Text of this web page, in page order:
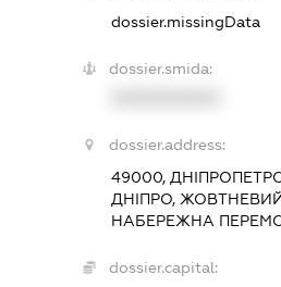
dossier.missingData
dossier.smida:
dossier.address:
49000,
ДНІПРО,
НАБЕРЕЖНА
dossier.capital: